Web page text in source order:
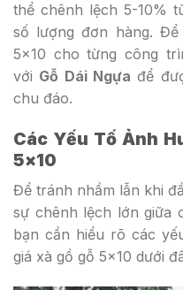
thể chênh lệch 5-10%
số lượng đơn hàng.
5×10 cho từng công
với Gỗ Dái Ngựa để
chu đáo.
Các Yếu Tố Ảnh
5×10
Để tránh nhầm lẫn khi
sự chênh lệch lớn giữa
bạn cần hiểu rõ các
giá xà gồ gỗ 5×10 dưới